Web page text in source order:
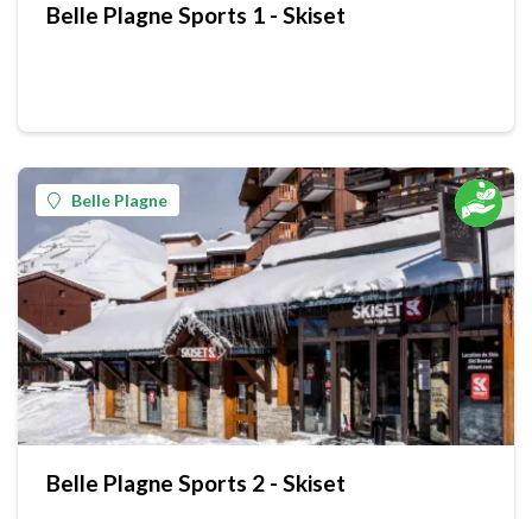
Belle Plagne Sports 1 - Skiset
Belle Plagne
Belle Plagne Sports 2 - Skiset